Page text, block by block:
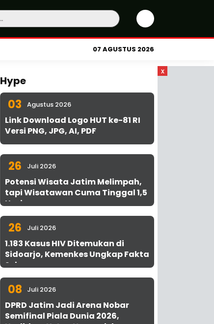
07 AGUSTUS 2026
x
Hype
03 Agustus 2026
Link Download Logo HUT ke-81 RI
Versi PNG, JPG, AI, PDF
26 Juli 2026
Potensi Wisata Jatim Melimpah,
tapi Wisatawan Cuma Tinggal 1,5
Hari
26 Juli 2026
1.183 Kasus HIV Ditemukan di
Sidoarjo, Kemenkes Ungkap Fakta
Sebenarnya
08 Juli 2026
DPRD Jatim Jadi Arena Nobar
Semifinal Piala Dunia 2026,